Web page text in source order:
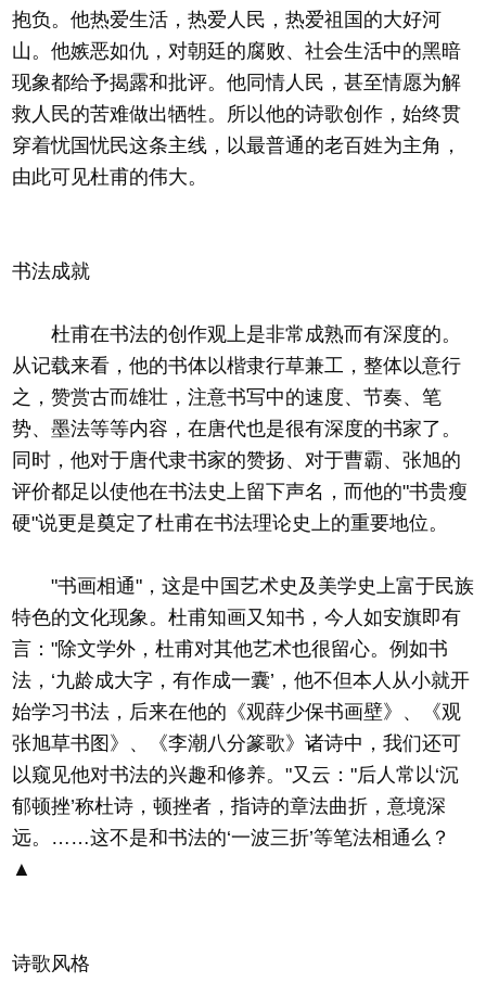
抱负。他热爱生活，热爱人民，热爱祖国的大好河
山。他嫉恶如仇，对朝廷的腐败、社会生活中的黑暗
现象都给予揭露和批评。他同情人民，甚至情愿为解
救人民的苦难做出牺牲。所以他的诗歌创作，始终贯
穿着忧国忧民这条主线，以最普通的老百姓为主角，
由此可见杜甫的伟大。
书法成就
杜甫在书法的创作观上是非常成熟而有深度的。
从记载来看，他的书体以楷隶行草兼工，整体以意行
之，赞赏古而雄壮，注意书写中的速度、节奏、笔
势、墨法等等内容，在唐代也是很有深度的书家了。
同时，他对于唐代隶书家的赞扬、对于曹霸、张旭的
评价都足以使他在书法史上留下声名，而他的"书贵瘦
硬"说更是奠定了杜甫在书法理论史上的重要地位。
"书画相通"，这是中国艺术史及美学史上富于民族
特色的文化现象。杜甫知画又知书，今人如安旗即有
言："除文学外，杜甫对其他艺术也很留心。例如书
法，‘九龄成大字，有作成一囊’，他不但本人从小就开
始学习书法，后来在他的《观薛少保书画壁》、《观
张旭草书图》、《李潮八分篆歌》诸诗中，我们还可
以窥见他对书法的兴趣和修养。"又云："后人常以‘沉
郁顿挫’称杜诗，顿挫者，指诗的章法曲折，意境深
远。……这不是和书法的‘一波三折’等笔法相通么？
▲
诗歌风格